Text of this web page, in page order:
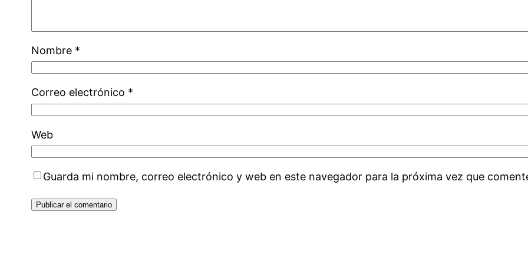
Nombre *
Correo electrónico *
Web
Guarda mi nombre, correo electrónico y web en este navegador para la próxima vez que